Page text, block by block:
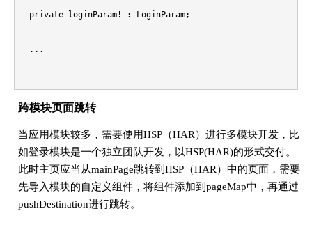
private loginParam! : LoginParam;
...
...
Button('login').onClick( ent => {
跨模块页面跳转
当应用模块较多，需要使用HSP（HAR）进行多模块开发，比
如登录模块是一个独立团队开发，以HSP(HAR)的形式交付。
此时主页应当从mainPage跳转到HSP（HAR）中的页面，需要
先导入模块的自定义组件，将组件添加到pageMap中，再通过
pushDestination进行跳转。